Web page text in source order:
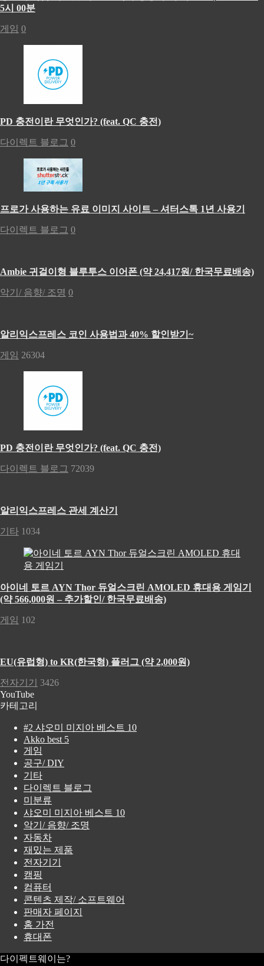
5시 00분
게임 0
PD 충전이란 무엇인가? (feat. QC 충전)
다이렉트 블로그 0
프로가 사용하는 유료 이미지 사이트 – 셔터스톡 1년 사용기
다이렉트 블로그 0
Ambie 귀걸이형 블루투스 이어폰 (약 24,417원/ 한국무료배송)
악기/ 음향/ 조명 0
알리익스프레스 코인 사용법과 40% 할인받기~
게임 26304
PD 충전이란 무엇인가? (feat. QC 충전)
다이렉트 블로그 72039
알리익스프레스 관세 계산기
기타 1034
아이네 토르 AYN Thor 듀얼스크린 AMOLED 휴대용 게임기
(약 566,000원 – 추가할인/ 한국무료배송)
게임 102
EU(유럽형) to KR(한국형) 플러그 (약 2,000원)
전자기기
3426
YouTube
카테고리
#2 샤오미 미지아 베스트 10
Akko best 5
게임
공구/ DIY
기타
다이렉트 블로그
미분류
샤오미 미지아 베스트 10
악기/ 음향/ 조명
자동차
재밌는 제품
전자기기
캠핑
컴퓨터
콘텐츠 제작/ 소프트웨어
판매자 페이지
홈 가전
휴대폰
다이펙트웨이는?